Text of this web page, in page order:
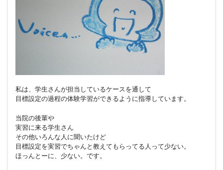
私は、学生さんが担当しているケースを通して
目標設定の過程の体験学習ができるように指導しています。
当院の後輩や
実習に来る学生さん
その他いろんな人に聞いたけど
目標設定を実習でちゃんと教えてもらってる人って少ない。
ほっんとーに、少ない。です。